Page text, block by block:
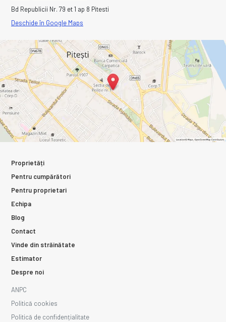
Bd Republicii Nr. 79 et 1 ap 8 Pitesti
Deschide în Google Maps
Proprietăți
Pentru cumpărători
Pentru proprietari
Echipa
Blog
Contact
Vinde din străinătate
Estimator
Despre noi
ANPC
Politică cookies
Politică de confidențialitate